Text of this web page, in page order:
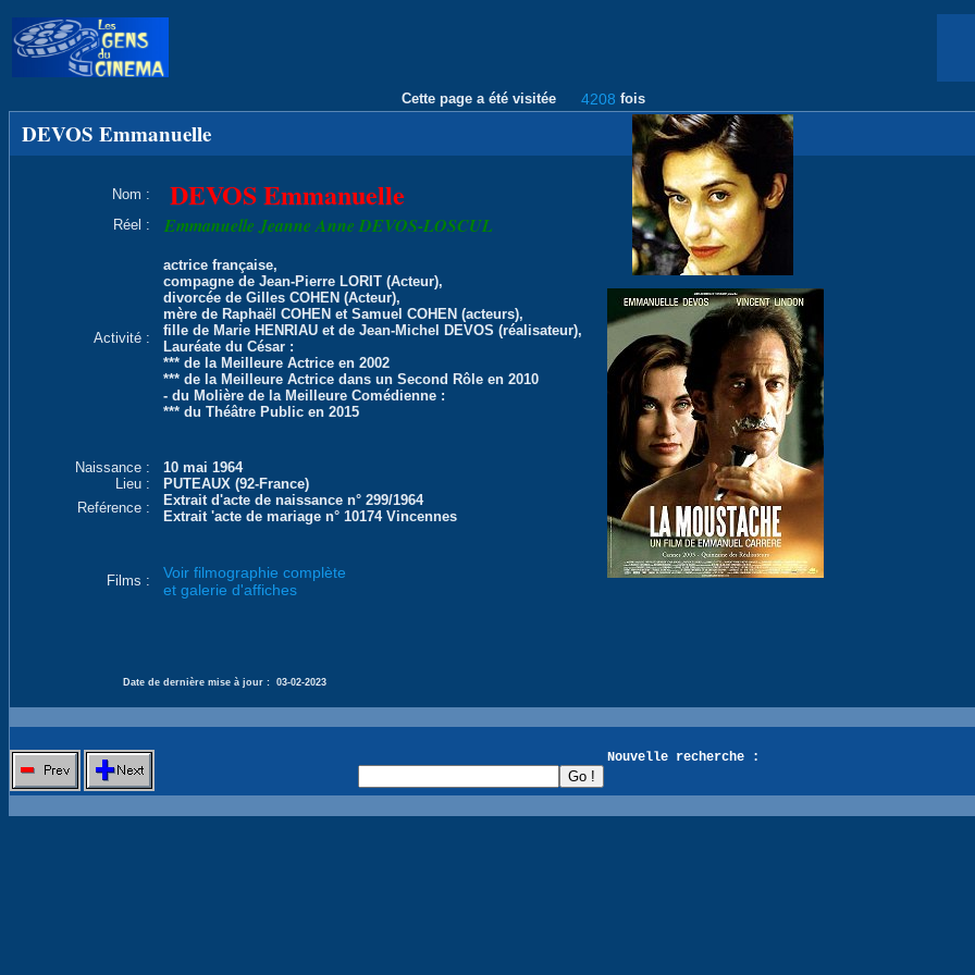
Cette page a été visitée 4208 fois
DEVOS Emmanuelle
Nom : DEVOS Emmanuelle
Réel : Emmanuelle Jeanne Anne DEVOS-LOSCUL
Activité :
actrice française,
compagne de Jean-Pierre LORIT (Acteur),
divorcée de Gilles COHEN (Acteur),
mère de Raphaël COHEN et Samuel COHEN (acteurs),
fille de Marie HENRIAU et de Jean-Michel DEVOS (réalisateur),
Lauréate du César :
*** de la Meilleure Actrice en 2002
*** de la Meilleure Actrice dans un Second Rôle en 2010
- du Molière de la Meilleure Comédienne :
*** du Théâtre Public en 2015
Naissance :
10 mai 1964
Lieu :
PUTEAUX (92-France)
Reférence :
Extrait d'acte de naissance n° 299/1964
Extrait 'acte de mariage n° 10174 Vincennes
Films :
Voir filmographie complète
et galerie d'affiches
Date de dernière mise à jour : 03-02-2023
Nouvelle recherche :